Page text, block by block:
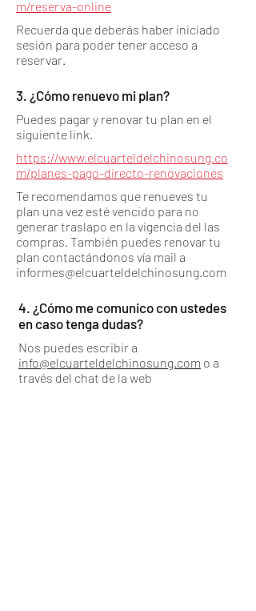
m/reserva-online
Recuerda que deberás haber iniciado
sesión para poder tener acceso a
reservar.
3. ¿Cómo renuevo mi plan?
Puedes pagar y renovar tu plan en el
siguiente link.
https://www.elcuarteldelchinosung.co
m/planes-pago-directo-renovaciones
Te recomendamos que renueves tu
plan una vez esté vencido para no
generar traslapo en la vigencia del las
compras. También puedes renovar tu
plan contactándonos vía mail a
informes@elcuarteldelchinosung.com
4. ¿Cómo me comunico con ustedes
en caso tenga dudas?
Nos puedes escribir a
info@elcuarteldelchinosung.com o a
través del chat de la web